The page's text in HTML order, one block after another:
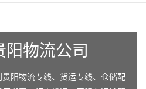
阳物流公司
阳物流专线、货运专线、仓储配